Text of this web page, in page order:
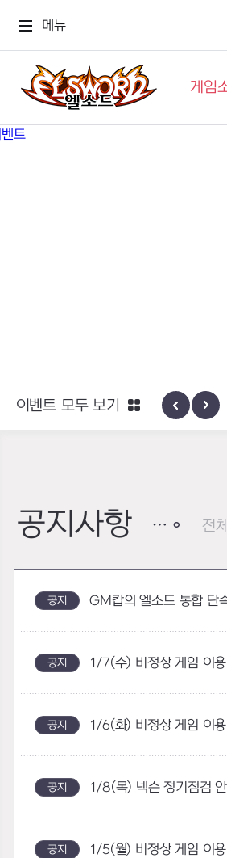
메뉴
게임
공지
신규 지역 네블론
이벤트 모두 보기
공지사항 전체
공지 GM캅의 엘소드 통합 단
공지 1/7(수) 비정상 게임 이
공지 1/6(화) 비정상 게임 이
공지 1/8(목) 넥슨 정기점검
공지 1/5(월) 비정상 게임 이